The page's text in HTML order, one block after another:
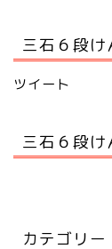
三石６段
ツイート
三石６段
カテゴリー